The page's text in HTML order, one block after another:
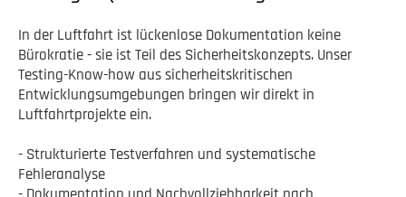
In der Luftfahrt ist lückenlose Dokumentation keine
Bürokratie - sie ist Teil des Sicherheitskonzepts. Unser
Testing-Know-how aus sicherheitskritischen
Entwicklungsumgebungen bringen wir direkt in
Luftfahrtprojekte ein.
- Strukturierte Testverfahren und systematische
Fehleranalyse